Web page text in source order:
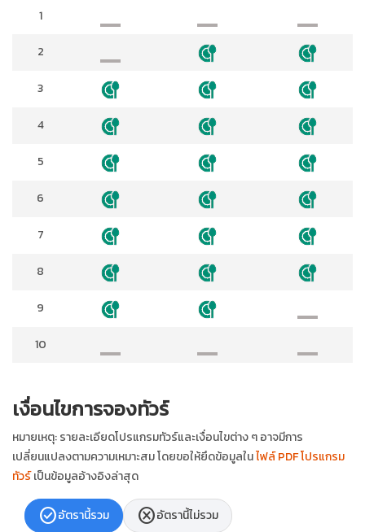
1
2
3
4
5
6
7
8
9
10
เงื่อนไขการจองทัวร์
หมายเหตุ: รายละเอียดโปรแกรมทัวร์และเงื่อนไขต่าง ๆ อาจมีการ
เปลี่ยนแปลงตามความเหมาะสม โดยขอให้ยึดข้อมูลในไฟล์ PDF โปรแกรม
ทัวร์เป็นข้อมูลอ้างอิงล่าสุด
check_circleอัตรานี้รวม cancelอัตรานี้ไม่รวม